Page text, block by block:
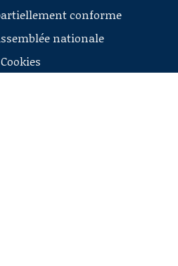
conforme
nationale
Cookies